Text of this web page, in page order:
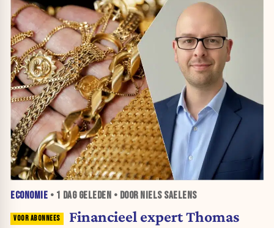
ECONOMIE • 1 DAGGELEDEN • DOOR NIELS SAELENS
Financieel expert Thomas